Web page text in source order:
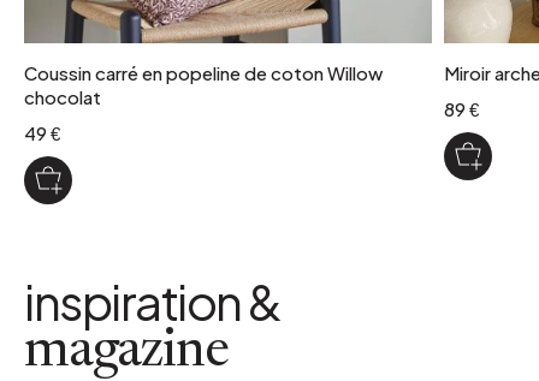
Coussin carré en popeline de coton Willow
chocolat
49 €
Miroir
89 €
inspiration &
magazine